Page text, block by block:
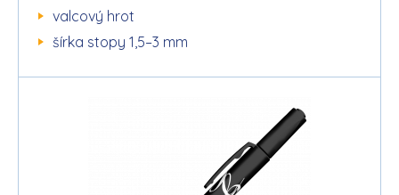
valcový hrot
šírka stopy 1,5–3 mm